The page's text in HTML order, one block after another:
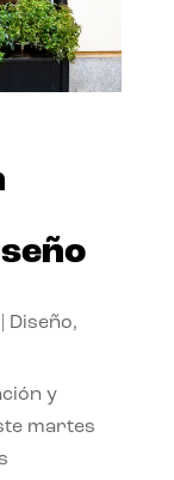
Diseño,
y
martes